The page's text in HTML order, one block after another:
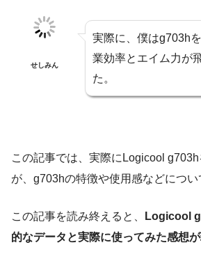
せしみん
実際に、僕はg703h
業効率とエイム力が
た。
この記事では、実際にLogicool
が、g703hの特徴や使用感などについ
この記事を読み終えると、
Logicool
的なデータと実際に使ってみた感想が